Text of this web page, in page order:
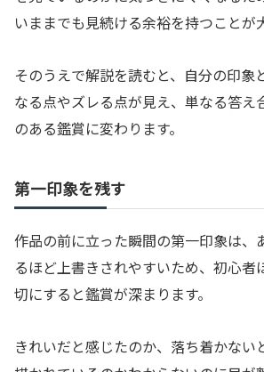
いままでも見続ける余裕を持つことが
そのうえで解説を読むと、自分の印象
なる点やズレる点が見え、単なる答え
のある鑑賞に変わります。
第一印象を残す
作品の前に立った瞬間の第一印象は、
るほど上書きされやすいため、初心者
切にすると鑑賞が深まります。
きれいだと感じたのか、落ち着かない